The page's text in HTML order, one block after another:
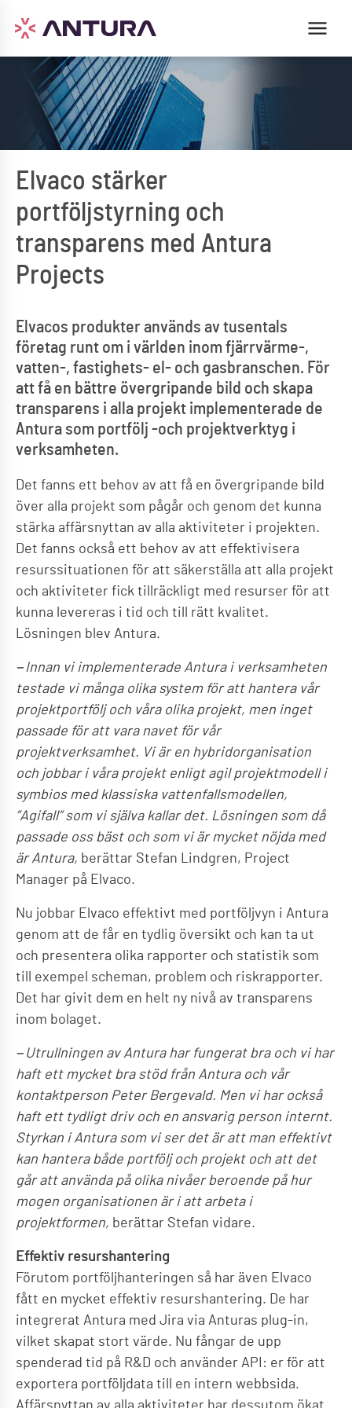
Elvaco stärker
portföljstyrning och
transparens med Antura
Projects
Elvacos produkter används av tusentals
företag runt om i världen inom fjärrvärme-,
vatten-, fastighets- el- och gasbranschen. För
att få en bättre övergripande bild och skapa
transparens i alla projekt implementerade de
Antura som portfölj -och projektverktyg i
verksamheten.
Det fanns ett behov av att få en övergripande bild
över alla projekt som pågår och genom det kunna
stärka affärsnyttan av alla aktiviteter i projekten.
Det fanns också ett behov av att effektivisera
resurssituationen för att säkerställa att alla projekt
och aktiviteter fick tillräckligt med resurser för att
kunna levereras i tid och till rätt kvalitet.
Lösningen blev Antura.
−Innan vi implementerade Antura i verksamheten
testade vi många olika system för att hantera vår
projektportfölj och våra olika projekt, men inget
passade för att vara navet för vår
projektverksamhet. Vi är en hybridorganisation
och jobbar i våra projekt enligt agil projektmodell i
symbios med klassiska vattenfallsmodellen,
”Agifall” som vi själva kallar det. Lösningen som då
passade oss bäst och som vi är mycket nöjda med
är Antura, berättar Stefan Lindgren, Project
Manager på Elvaco.
Nu jobbar Elvaco effektivt med portföljvyn i Antura
genom att de får en tydlig översikt och kan ta ut
och presentera olika rapporter och statistik som
till exempel scheman, problem och riskrapporter.
Det har givit dem en helt ny nivå av transparens
inom bolaget.
−Utrullningen av Antura har fungerat bra och vi har
haft ett mycket bra stöd från Antura och vår
kontaktperson Peter Bergevald. Men vi har också
haft ett tydligt driv och en ansvarig person internt.
Styrkan i Antura som vi ser det är att man effektivt
kan hantera både portfölj och projekt och att det
går att använda på olika nivåer beroende på hur
mogen organisationen är i att arbeta i
projektformen, berättar Stefan vidare.
Effektiv resurshantering
Förutom portföljhanteringen så har även Elvaco
fått en mycket effektiv resurshantering. De har
integrerat Antura med Jira via Anturas plug-in,
vilket skapat stort värde. Nu fångar de upp
spenderad tid på R&D och använder API: er för att
exportera portföljdata till en intern webbsida.